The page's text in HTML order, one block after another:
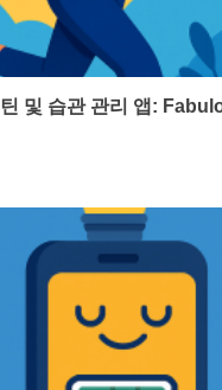
및 습관 관리 앱: